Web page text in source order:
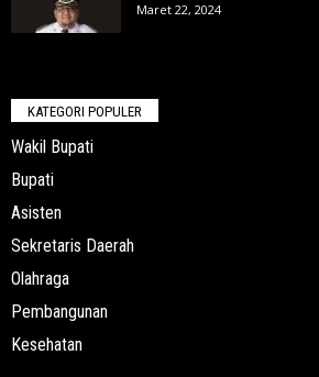
Maret 22, 2024
KATEGORI POPULER
Wakil Bupati
Bupati
Asisten
Sekretaris Daerah
Olahraga
Pembangunan
Kesehatan